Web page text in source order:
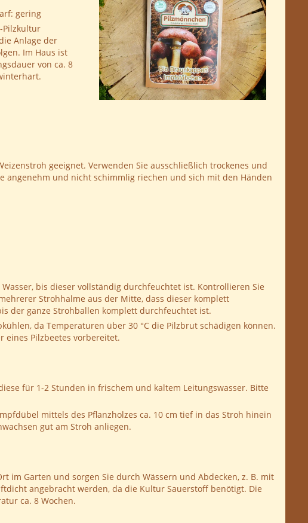
gering
Pilzkultur
Anlage der
Im Haus ist
von ca. 8
geeignet. Verwenden Sie ausschließlich trockenes und
angenehm und nicht schimmlig riechen und sich mit den Händen
bis dieser vollständig durchfeuchtet ist. Kontrollieren Sie
Strohhalme aus der Mitte, dass dieser komplett
der ganze Strohballen komplett durchfeuchtet ist.
da Temperaturen über 30 °C die Pilzbrut schädigen können.
eines Pilzbeetes vorbereitet.
für 1-2 Stunden in frischem und kaltem Leitungswasser. Bitte
mittels des Pflanzholzes ca. 10 cm tief in das Stroh hinein
gut am Stroh anliegen.
im Garten und sorgen Sie durch Wässern und Abdecken, z. B. mit
angebracht werden, da die Kultur Sauerstoff benötigt. Die
ca. 8 Wochen.